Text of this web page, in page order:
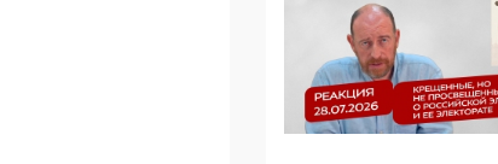
продолжают
определять
образовании
09:43, 01 Июня 2026